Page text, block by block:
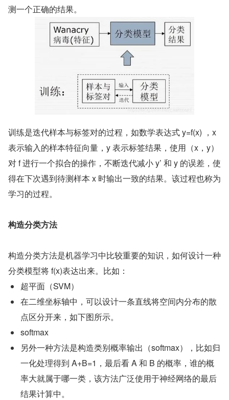
测一个正确的结果。
训练是迭代样本与标签对的过程，如数学表达式 y=f(x) ，x
表示输入的样本特征向量，y 表示标签结果，使用（x，y）
对 f 进行一个拟合的操作，不断迭代减小 y’ 和 y 的误差，使
得在下次遇到待测样本 x 时输出一致的结果。该过程也称为
学习的过程。
构造分类方法
构造分类方法是机器学习中比较重要的知识，如何设计一种
分类模型将 f(x)表达出来。比如：
超平面（SVM）
在二维坐标轴中，可以设计一条直线将空间内分布的散
点区分开来，如下图所示。
softmax
另外一种方法是构造类别概率输出（softmax），比如归
一化处理得到 A+B=1，最后看 A 和 B 的概率，谁的概
率大就属于哪一类，该方法广泛使用于神经网络的最后
结果计算中。